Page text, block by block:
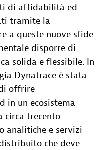
di affidabilità ed
tramite la
a queste nuove sfide
disporre di
solida e flessibile. In
Dynatrace è stata
offrire
in un ecosistema
circa trecento
analitiche e servizi
che deve